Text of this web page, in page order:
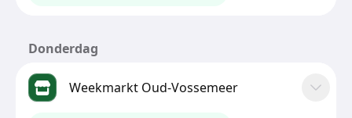
Donderdag
Weekmarkt Oud-Vossemeer